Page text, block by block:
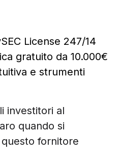
License 247/14
gratuito da 10.000€
e strumenti
investitori al
quando si
fornitore